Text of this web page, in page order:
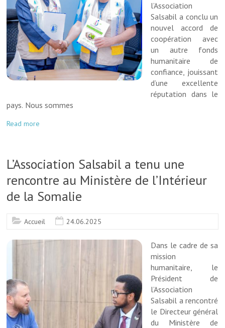
l’Association
Salsabil a conclu un
nouvel accord de
coopération avec
un autre fonds
humanitaire de
confiance, jouissant
d’une excellente
réputation dans le
pays. Nous sommes
Read more
L’Association Salsabil a tenu une
rencontre au Ministère de l’Intérieur
de la Somalie
Accueil 24.06.2025
Dans le cadre de sa
mission
humanitaire, le
Président de
l’Association
Salsabil a rencontré
le Directeur général
du Ministère de